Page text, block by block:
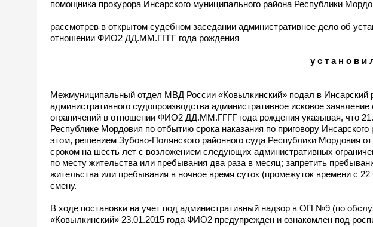
помощника прокурора Инсарского муниципального района Республики
рассмотрев в открытом судебном заседании административное дело об
отношении ФИО2 ДД.ММ.ГГГГ года рождения
у с т а н о в и
Межмуниципальный отдел МВД России «Ковылкинский» подал в Инсарский
административного судопроизводства административное исковое
ограничений в отношении ФИО2 ДД.ММ.ГГГГ года рождения указывая, что
Республике Мордовия по отбытию срока наказания по приговору
этом, решением Зубово-Полянского районного суда Республики Мордовия
сроком на шесть лет с возложением следующих административных
по месту жительства или пребывания два раза в месяц; запретить
жительства или пребывания в ночное время суток (промежуток времени с
смену.
В ходе постановки на учет под административный надзор в ОП №9 (по
«Ковылкинский» 23.01.2015 года ФИО2 предупрежден и ознакомлен под